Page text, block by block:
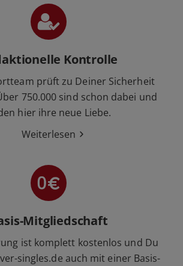
Kontrolle
prüft zu Deiner Sicherheit
750.000 sind schon dabei und
hier ihre neue Liebe.
Weiterlesen
Mitgliedschaft
ist komplett kostenlos und Du
singles.de auch mit einer Basis-